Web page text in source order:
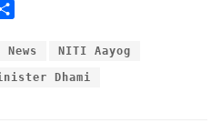
a
r
NITI Aayog
Dhami